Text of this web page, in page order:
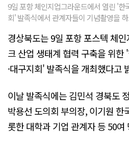
9일 포항 체인지업그라운드에서 열린 '한
회' 발족식에서 관계자들이 기념촬영을
경상북도는 9일 포항 포스텍 체
크 산업 생태계 협력 구축을 위
·대구지회' 발족식을 개최했다고
이날 발족식에는 김민석 경북도
박용선 도의회 부의장, 이기원 한
롯한 대학과 기업 관계자 등 50여